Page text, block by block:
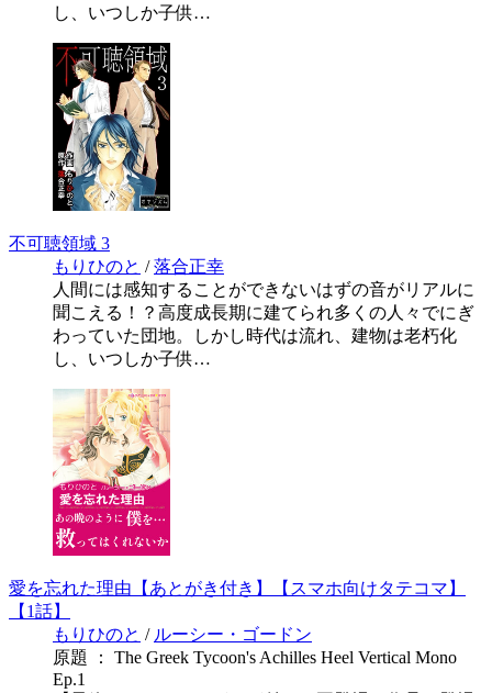
し、いつしか子供…
不可聴領域 3
もりひのと /落合正幸
人間には感知することができないはずの音がリアルに
聞こえる！？高度成長期に建てられ多くの人々でにぎ
わっていた団地。しかし時代は流れ、建物は老朽化
し、いつしか子供…
愛を忘れた理由【あとがき付き】【スマホ向けタテコマ】
【1話】
もりひのと / ルーシー・ゴードン
原題 ： The Greek Tycoon's Achilles Heel Vertical Mono
Ep.1